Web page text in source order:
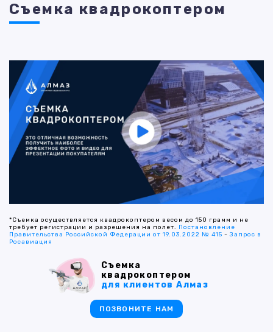
Съемка квадрокоптером
*Съемка осуществляется квадрокоптером весом до 150 грамм и не
требует регистрации и разрешения на полет. Постановление
Правительства Российской Федерации от 19.03.2022 № 415 -Запрос в
Росавиация
Съемка
квадрокоптером
для клиентов Алмаз
ПОЗВОНИТЕ НАМ